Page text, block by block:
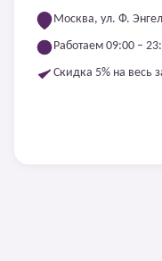
Москва, ул. Ф.
Работаем 09:00 –
Скидка 5% на весь